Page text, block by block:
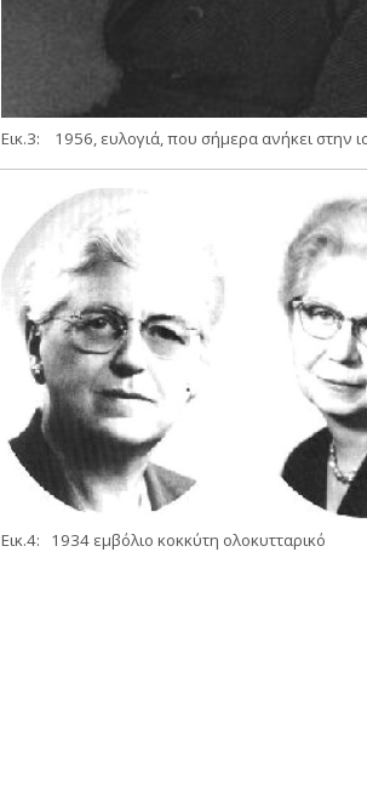
Εικ.3: 1956, ευλογιά, που σήμερα ανήκει στην
Εικ.4: 1934 εμβόλιο κοκκύτη ολοκυτταρικό